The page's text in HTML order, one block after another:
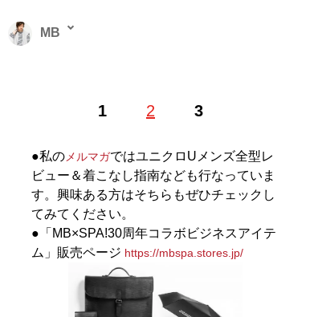
1 2 3
MB
MBの偏愛ブランド図鑑
最速でおしゃれに見
幸服論――人生は服で簡単に変えられる
』など関連書
籍が累計200万部を突破。ブログ「Knower Mag現役メ
ンズバイヤーが伝えるオシャレになる方法 」、ユーチュ
ーブ「
MBチャンネル
」も話題に。年間の被服費は1000
万円超！ （Xアカウント: @MBKnowerMag
地方のしがないショップ
●私のメルマガではユニクロUメンズ全型レ
ビュー＆着こなし指南なども行なっていま
す。興味ある方はそちらもぜひチェックし
てみてください。
●「MB×SPA!30周年コラボビジネスアイテ
ム」販売ページ https://mbspa.stores.jp/